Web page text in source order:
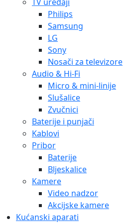
Philips
Samsung
LG
Sony
Nosači za televizore
Audio & Hi-Fi
Micro & mini-linije
Slušalice
Zvučnici
Baterije i punjači
Kablovi
Pribor
Baterije
Bljeskalice
Kamere
Video nadzor
Akcijske kamere
Kućanski aparati